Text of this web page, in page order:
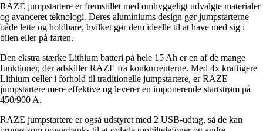
RAZE jumpstartere er fremstillet med omhyggeligt udvalgte materialer
og avanceret teknologi. Deres aluminiums design gør jumpstarterne
både lette og holdbare, hvilket gør dem ideelle til at have med sig i
bilen eller på farten.
Den ekstra stærke Lithium batteri på hele 15 Ah er en af de mange
funktioner, der adskiller RAZE fra konkurrenterne. Med 4x kraftigere
Lithium celler i forhold til traditionelle jumpstartere, er RAZE
jumpstartere mere effektive og leverer en imponerende startstrøm på
450/900 A.
RAZE jumpstartere er også udstyret med 2 USB-udtag, så de kan